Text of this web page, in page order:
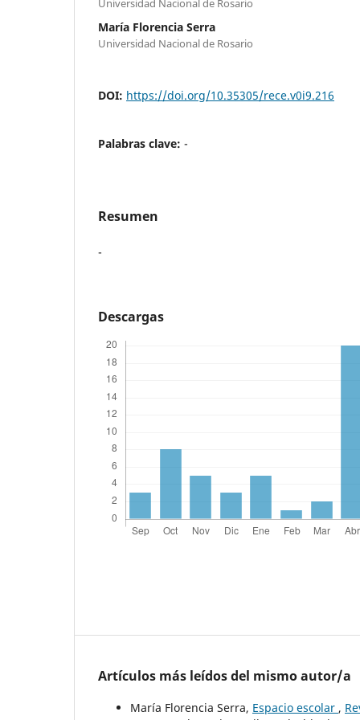
Universidad Nacional de Rosario
María Florencia Serra
Universidad Nacional de Rosario
DOI: https://doi.org/10.35305/rece.v0i9.216
Palabras clave: -
Resumen
-
Descargas
Artículos más leídos del mismo autor/a
María Florencia Serra, Espacio escolar ,